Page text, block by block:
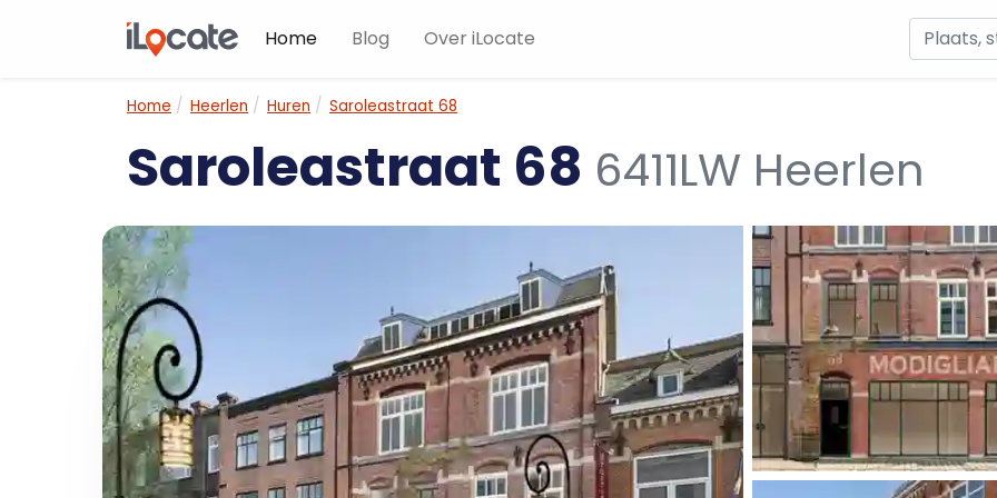
Home Blog Over iLocate
Home Heerlen Huren Saroleastraat 68
Saroleastraat 68 6411LW Heerlen